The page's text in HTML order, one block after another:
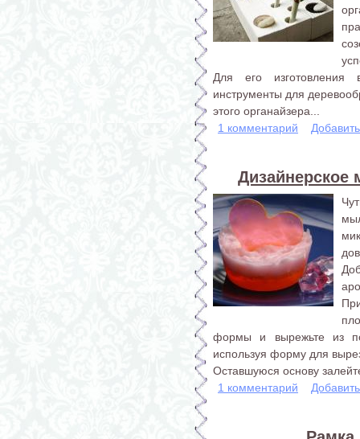
Для его изготовления
инструменты для
этого органайзера...
1 комментарий
формы и вырежьте из
используя форму для
Оставшуюся основу
1 комментарий